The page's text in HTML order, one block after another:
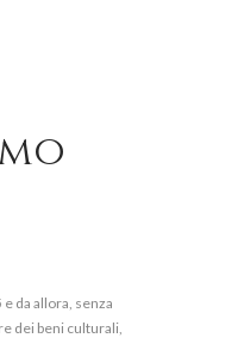
da allora, senza
dei beni culturali,